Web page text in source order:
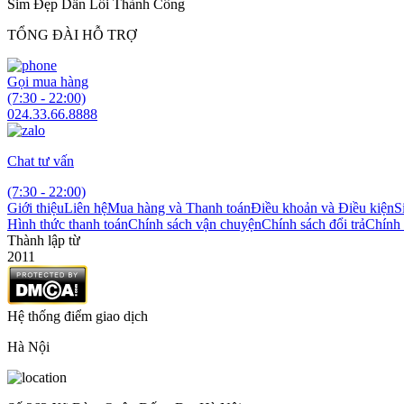
Sim Đẹp Dẫn Lối Thành Công
TỔNG ĐÀI HỖ TRỢ
Gọi mua hàng
(7:30 - 22:00)
024.33.66.8888
Chat tư vấn
(7:30 - 22:00)
Giới thiệuLiên hệMua hàng và Thanh toánĐiều khoản và Điều kiện
Hình thức thanh toánChính sách vận chuyệnChính sách đổi trảChính
Thành lập từ
2011
Hệ thống điểm giao dịch
Hà Nội